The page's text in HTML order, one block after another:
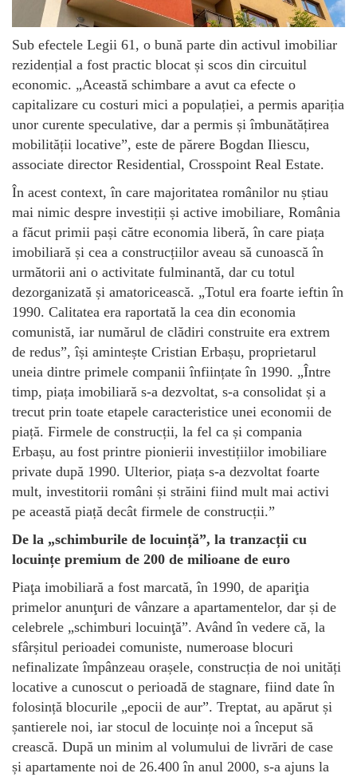
Sub efectele Legii 61, o bună parte din activul imobiliar
rezidențial a fost practic blocat și scos din circuitul
economic. „Această schimbare a avut ca efecte o
capitalizare cu costuri mici a populației, a permis apariția
unor curente speculative, dar a permis și îmbunătățirea
mobilității locative”, este de părere Bogdan Iliescu,
associate director Residential, Crosspoint Real Estate.
În acest context, în care majoritatea românilor nu știau
mai nimic despre investiții și active imobiliare, România
a făcut primii pași către economia liberă, în care piața
imobiliară și cea a construcțiilor aveau să cunoască în
următorii ani o activitate fulminantă, dar cu totul
dezorganizată și amatoricească. „Totul era foarte ieftin în
1990. Calitatea era raportată la cea din economia
comunistă, iar numărul de clădiri construite era extrem
de redus”, își amintește Cristian Erbașu, proprietarul
uneia dintre primele companii înființate în 1990. „Între
timp, piața imobiliară s-a dezvoltat, s-a consolidat și a
trecut prin toate etapele caracteristice unei economii de
piață. Firmele de construcții, la fel ca și compania
Erbașu, au fost printre pionierii investițiilor imobiliare
private după 1990. Ulterior, piața s-a dezvoltat foarte
mult, investitorii români și străini fiind mult mai activi
pe această piață decât firmele de construcții.”
De la „schimburile de locuință”, la tranzacții cu
locuințe premium de 200 de milioane de euro
Piaţa imobiliară a fost marcată, în 1990, de apariţia
primelor anunţuri de vânzare a apartamentelor, dar și de
celebrele „schimburi locuinţă”. Având în vedere că, la
sfârșitul perioadei comuniste, numeroase blocuri
nefinalizate împânzeau orașele, construcția de noi unități
locative a cunoscut o perioadă de stagnare, fiind date în
folosință blocurile „epocii de aur”. Treptat, au apărut și
șantierele noi, iar stocul de locuințe noi a început să
crească. După un minim al volumului de livrări de case
și apartamente noi de 26.400 în anul 2000, s-a ajuns la